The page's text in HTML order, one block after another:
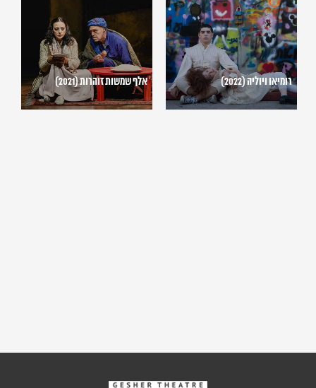
(2022)
רומיאו ויוליה (2022)
זוהרות
אלף שמשות זוהרות (2021)